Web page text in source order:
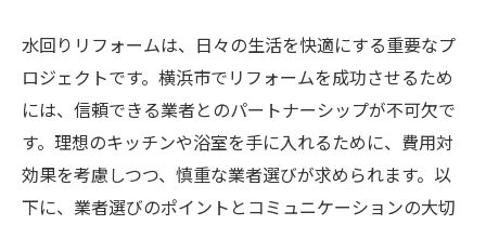
水回りリフォームは、日々の生活を快適にする重要なプ
ロジェクトです。横浜市でリフォームを成功させるため
には、信頼できる業者とのパートナーシップが不可欠で
す。理想のキッチンや浴室を手に入れるために、費用対
効果を考慮しつつ、慎重な業者選びが求められます。以
下に、業者選びのポイントとコミュニケーションの大切